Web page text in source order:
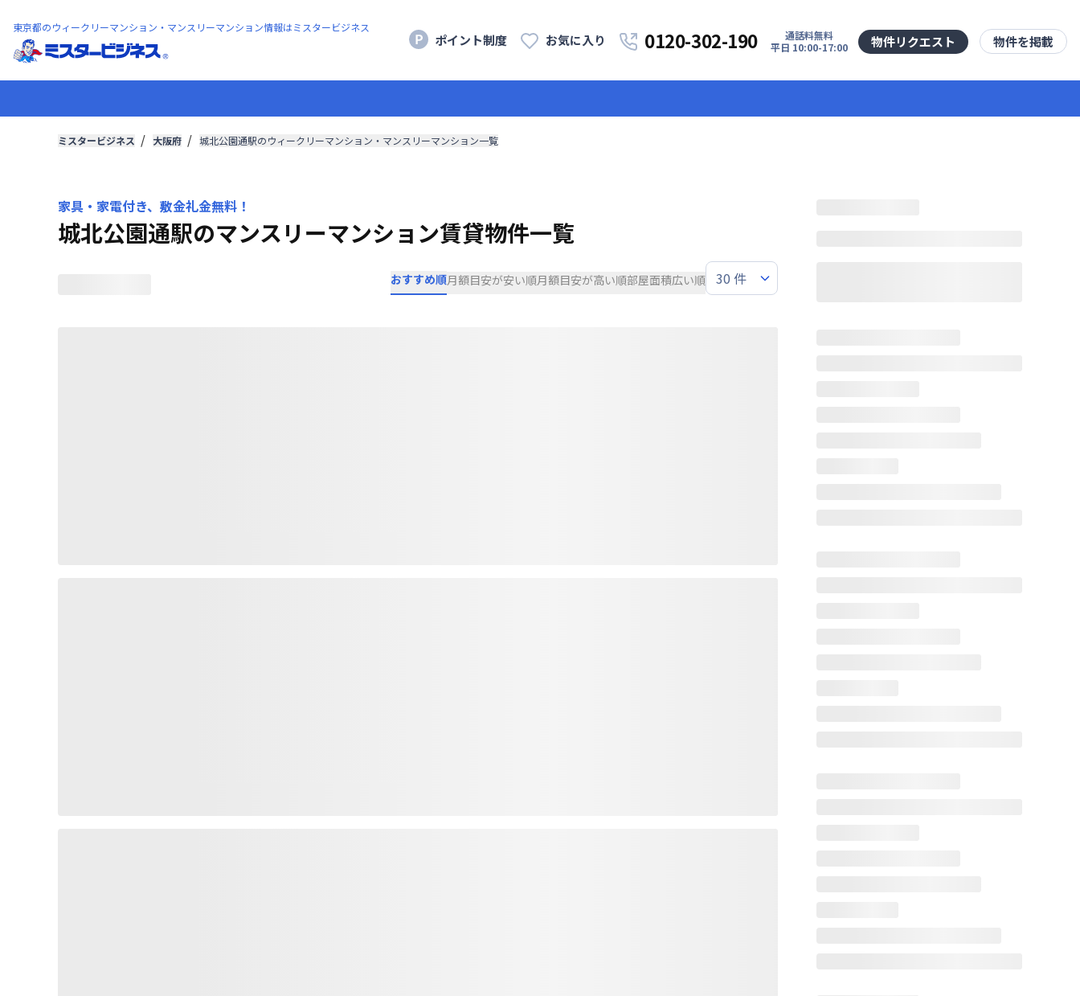
東京都のウィークリーマンション・マンスリーマンション情報はミスタービジネス
ポイント制度 お気に入り 0120-302-190
通話料無料
平日 10:00-17:00
物件リクエスト 物件を掲載
ミスタービジネス 大阪府 城北公園通駅のウィークリーマンション・マンスリーマンション一覧
家具・家電付き、敷金礼金無料！
城北公園通駅のマンスリーマンション賃貸物件一覧
おすすめ順月額目安が安い順月額目安が高い順部屋面積広い順